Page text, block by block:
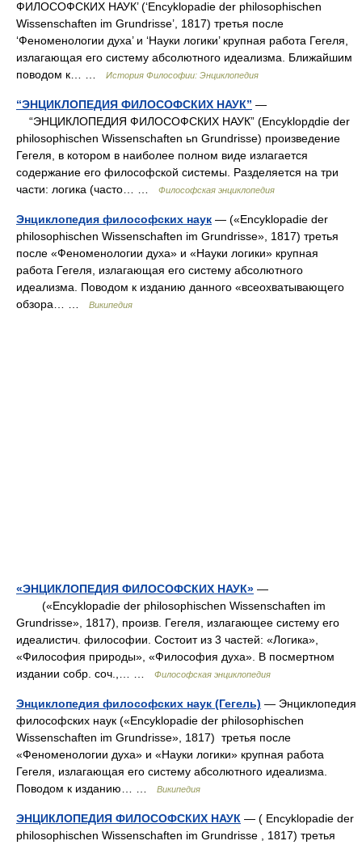
ФИЛОСОФСКИХ НАУК’ (‘Encyklopadie der philosophischen
Wissenschaften im Grundrisse’, 1817) третья после
‘Феноменологии духа’ и ‘Науки логики’ крупная работа Гегеля,
излагающая его систему абсолютного идеализма. Ближайшим
поводом к… …
История Философии: Энциклопедия
“ЭНЦИКЛОПЕДИЯ ФИЛОСОФСКИХ НАУК” —
“ЭНЦИКЛОПЕДИЯ ФИЛОСОФСКИХ НАУК” (Encyklopдdie der
philosophischen Wissenschaften ьn Grundrisse) произведение
Гегеля, в котором в наиболее полном виде излагается
содержание его философской системы. Разделяется на три
части: логика (часто… …
Философская энциклопедия
Энциклопедия философских наук — («Encyklopadie der
philosophischen Wissenschaften im Grundrisse», 1817) третья
после «Феноменологии духа» и «Науки логики» крупная
работа Гегеля, излагающая его систему абсолютного
идеализма. Поводом к изданию данного «всеохватывающего
обзора… …
Википедия
«ЭНЦИКЛОПЕДИЯ ФИЛОСОФСКИХ НАУК» —
(«Encyklopadie der philosophischen Wissenschaften im
Grundrisse», 1817), произв. Гегеля, излагающее систему его
идеалистич. философии. Состоит из 3 частей: «Логика»,
«Философия природы», «Философия духа». В посмертном
издании собр. соч.,… …
Философская энциклопедия
Энциклопедия философских наук (Гегель) — Энциклопедия
философских наук («Encyklopadie der philosophischen
Wissenschaften im Grundrisse», 1817) третья после
«Феноменологии духа» и «Науки логики» крупная работа
Гегеля, излагающая его систему абсолютного идеализма.
Поводом к изданию… …
Википедия
ЭНЦИКЛОПЕДИЯ ФИЛОСОФСКИХ НАУК — ( Encyklopadie der
philosophischen Wissenschaften im Grundrisse , 1817) третья